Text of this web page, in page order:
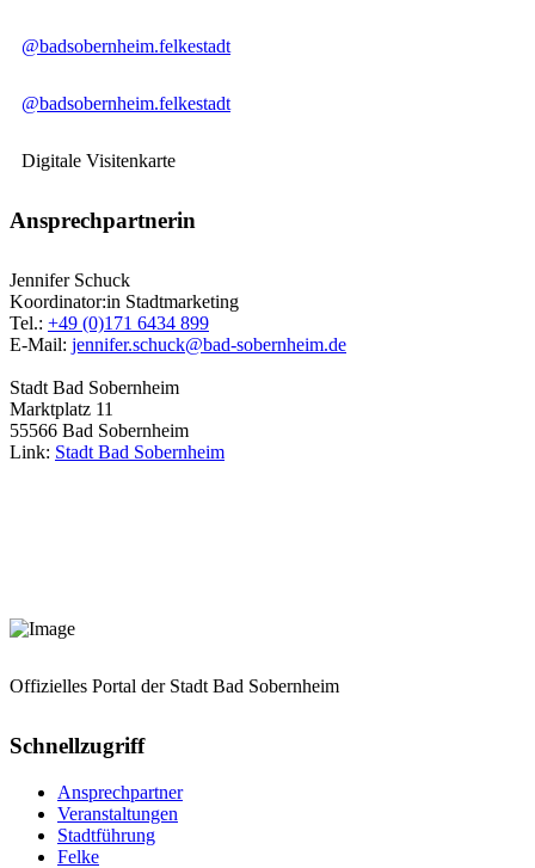
@badsobernheim.felkestadt
@badsobernheim.felkestadt
Digitale Visitenkarte
Ansprechpartnerin
Jennifer Schuck
Koordinator:in Stadtmarketing
Tel.: +49 (0)171 6434 899
E-Mail: jennifer.schuck@bad-sobernheim.de
Stadt Bad Sobernheim
Marktplatz 11
55566 Bad Sobernheim
Link: Stadt Bad Sobernheim
Offizielles Portal der Stadt Bad Sobernheim
Schnellzugriff
Ansprechpartner
Veranstaltungen
Stadtführung
Felke